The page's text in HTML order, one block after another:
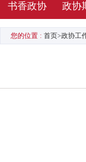
书香政协
政协
您的位置 : 首页>政协工